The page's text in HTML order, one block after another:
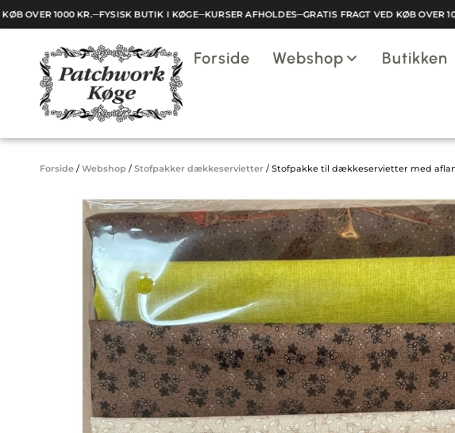
OVER 1000 KR.─FYSISK BUTIK I KØGE─KURSER AFHOLDES─GRATIS FRAGT VED KØB OVER
Forside Webshop Butikken
Indkøbskurv
Din kurv er tom.
Forside / Webshop / Stofpakker dækkeservietter / Stofpakke til dækkeservietter med